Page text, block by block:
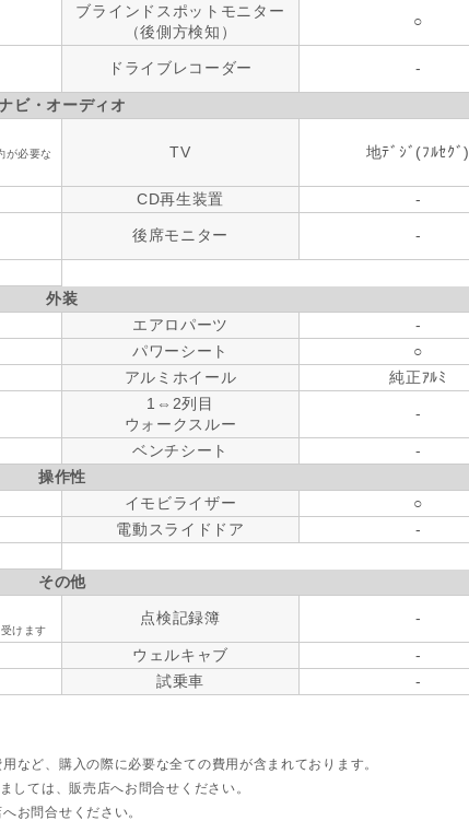
ブラインドスポットモニター
（後側方検知）
○
ドライブレコーダー -
ビ・オーディオ
が必要な
TV 地ﾃﾞｼﾞ(ﾌﾙｾｸﾞ)
CD再生装置
-
後席モニター -
外装
エアロパーツ
-
パワーシート
○
アルミホイール 純正ｱﾙﾐ
1⇔2列目
ウォークスルー
-
ベンチシート
-
操作性
イモビライザー
○
電動スライドドア
-
その他
けます
点検記録簿 -
ウェルキャブ
-
試乗車 -
など、購入の際に必要な全ての費用が含まれております。
しては、販売店へお問合せください。
お問合せください。